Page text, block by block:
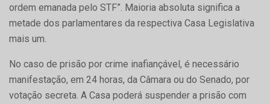
ordem emanada pelo STF”. Maioria absoluta significa a
metade dos parlamentares da respectiva Casa Legislativa
mais um.
No caso de prisão por crime inafiançável, é necessário
manifestação, em 24 horas, da Câmara ou do Senado, por
votação secreta. A Casa poderá suspender a prisão com